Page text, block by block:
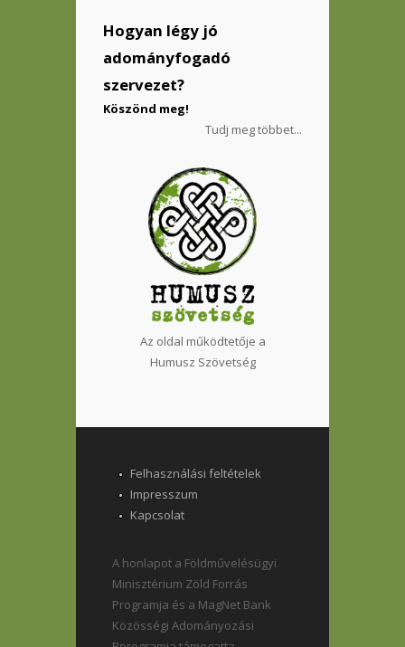
Hogyan légy jó
adományfogadó
szervezet?
Köszönd meg!
Tudj meg többet...
Az oldal működtetője a
Humusz Szövetség
Felhasználási feltételek
Impresszum
Kapcsolat
A honlapot a Földművelésügyi
Minisztérium Zöld Forrás
Programja és a MagNet Bank
Közösségi Adományozási